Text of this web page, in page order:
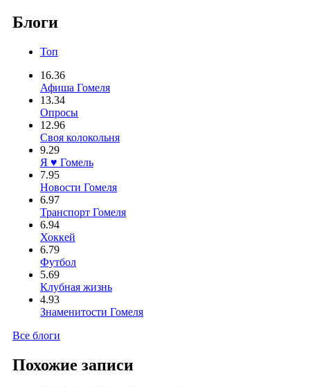
Блоги
Топ
16.36
Афиша Гомеля
13.34
Опросы
12.96
Своя колокольня
9.29
Я ♥ Гомель
7.95
Новости Гомеля
6.97
Транспорт Гомеля
6.94
Хоккей
6.79
Футбол
5.69
Клубная жизнь
4.93
Знаменитости Гомеля
Все блоги
Похожие записи